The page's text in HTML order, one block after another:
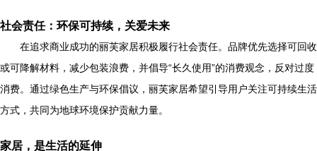
社会责任：环保可持续，关爱未来
在追求商业成功的丽芙家居积极履行社会责任。品牌优先选择可回收
或可降解材料，减少包装浪费，并倡导“长久使用”的消费观念，反对过度
消费。通过绿色生产与环保倡议，丽芙家居希望引导用户关注可持续生活
方式，共同为地球环境保护贡献力量。
家居，是生活的延伸